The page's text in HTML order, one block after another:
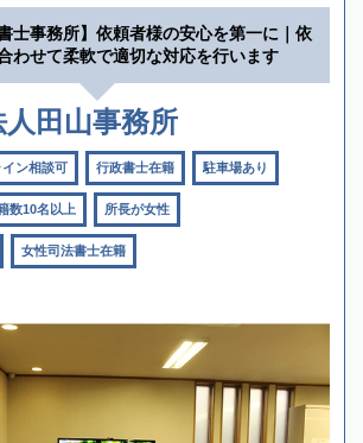
士事務所】依頼者様の安心を第一に｜依
わせて柔軟で適切な対応を行います
田山事務所
イン相談可 行政書士在籍 駐車場あり
数10名以上 所長が女性
女性司法書士在籍